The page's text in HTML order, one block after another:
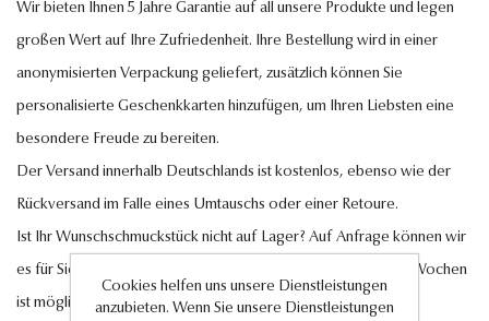
Wir bieten Ihnen 5 Jahre Garantie auf all unsere Produkte und legen
großen Wert auf Ihre Zufriedenheit. Ihre Bestellung wird in einer
anonymisierten Verpackung geliefert, zusätzlich können Sie
personalisierte Geschenkkarten hinzufügen, um Ihren Liebsten eine
besondere Freude zu bereiten.
Der Versand innerhalb Deutschlands ist kostenlos, ebenso wie der
Rückversand im Falle eines Umtauschs oder einer Retoure.
Ist Ihr Wunschschmuckstück nicht auf Lager? Auf Anfrage können wir
es für Sie anfertigen lassen. Eine Lieferung innerhalb von 6-7 Wochen
ist möglich.
Cookies helfen uns unsere Dienstleistungen
anzubieten. Wenn Sie unsere Dienstleistungen